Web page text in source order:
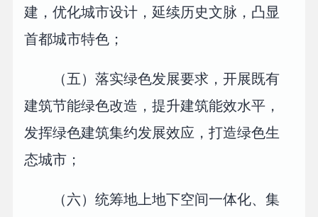
建，优化城市设计，延续历史文脉，凸显
首都城市特色；
（五）落实绿色发展要求，开展既有
建筑节能绿色改造，提升建筑能效水平，
发挥绿色建筑集约发展效应，打造绿色生
态城市；
（六）统筹地上地下空间一体化、集